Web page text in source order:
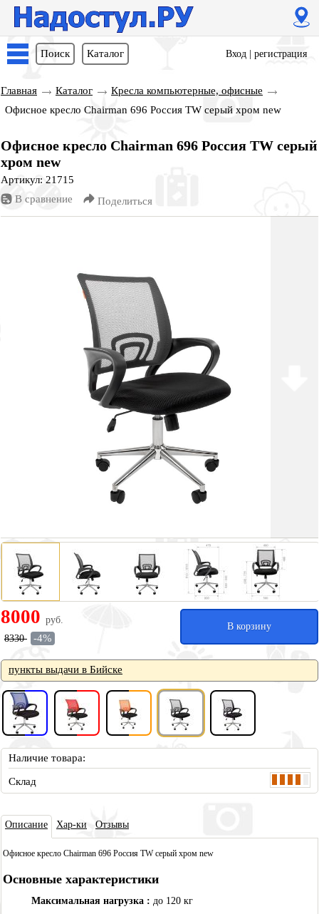
Поиск Каталог Вход регистрация
Главная Каталог
Кресла компьютерные, офисные
Офисное кресло Chairman 696 Россия TW серый хром new
Офисное кресло Chairman 696 Россия TW серый
хром new
Артикул: 21715
В сравнение
Поделиться
8000 руб.
8330 -4%
В корзину
пункты выдачи в Бийске
Наличие товара:
Склад
Описание Хар-ки Отзывы
Офисное кресло Chairman 696 Россия TW серый хром new
Основные характеристики
Максимальная нагрузка : до 120 кг